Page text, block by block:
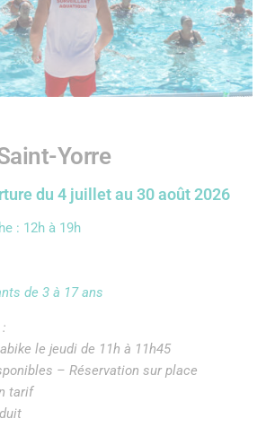
Yorre
du 4 juillet au 30 août 2026
: 12h à 19h
de 3 à 17 ans
le jeudi de 11h à 11h45
– Réservation sur place
tarif